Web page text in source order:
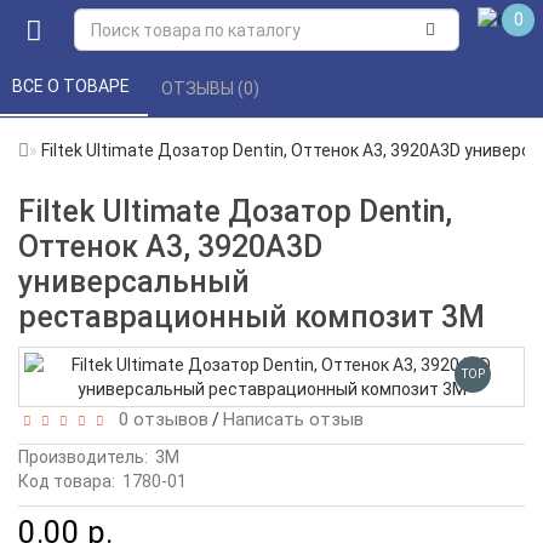
0
Filtek Ultimate Дозатор Dentin, Оттенок A3, 3920A3D
Filtek Ultimate Дозатор Dentin,
Оттенок A3, 3920A3D
универсальный
реставрационный композит 3M
ВСЕ О ТОВАРЕ ОТЗЫВЫ (0)
TOP
0 отзывов /Написать отзыв
Производитель: 3М
Код товара: 1780-01
0.00 р.